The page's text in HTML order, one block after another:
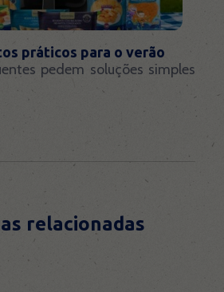
práticos para o verão
pedem soluções simples
relacionadas